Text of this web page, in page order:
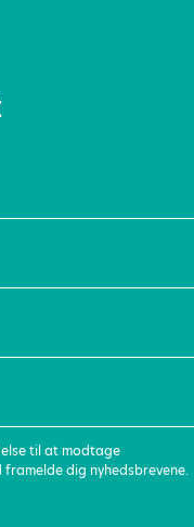
til at modtage
dig nyhedsbrevene.